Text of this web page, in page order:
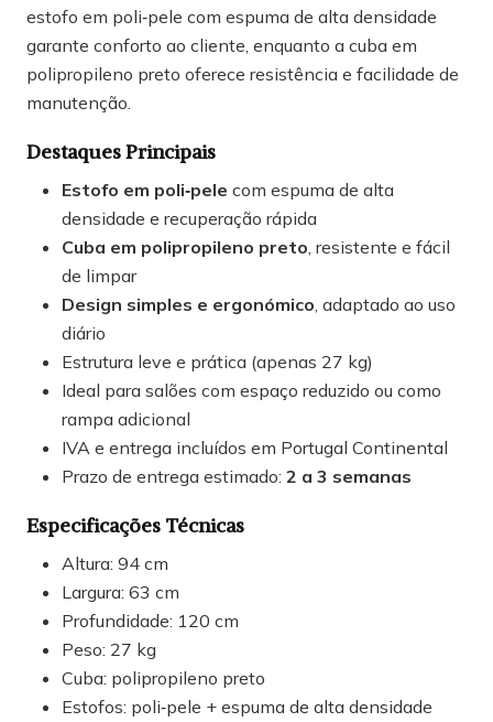
estofo em poli‑pele com espuma de alta densidade
garante conforto ao cliente, enquanto a cuba em
polipropileno preto oferece resistência e facilidade de
manutenção.
Destaques Principais
Estofo em poli‑pele com espuma de alta
densidade e recuperação rápida
Cuba em polipropileno preto , resistente e fácil
de limpar
Design simples e ergonómico , adaptado ao uso
diário
Estrutura leve e prática (apenas 27 kg)
Ideal para salões com espaço reduzido ou como
rampa adicional
IVA e entrega incluídos em Portugal Continental
Prazo de entrega estimado: 2 a 3 semanas
Especificações Técnicas
Altura: 94 cm
Largura: 63 cm
Profundidade: 120 cm
Peso: 27 kg
Cuba: polipropileno preto
Estofos: poli‑pele + espuma de alta densidade